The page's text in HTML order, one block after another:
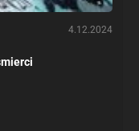
4.12.2024